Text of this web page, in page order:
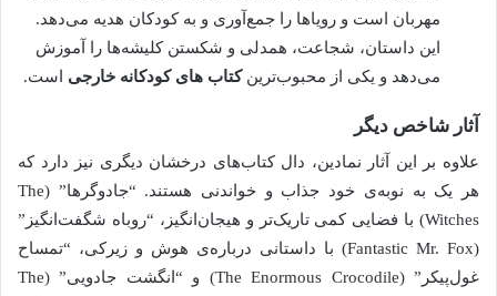
مهربان است و رویاها را جمع‌آوری و به کودکان هدیه می‌دهد.
این داستان، شجاعت، همدلی و شکستن کلیشه‌ها را آموزش
می‌دهد و یکی از محبوب‌ترینکتاب های کودکانه خارجی است.
آثار شاخص دیگر
علاوه بر این آثار نمادین، دال کتاب‌های درخشان دیگری نیز دارد که
هر یک به نوبه‌ی خود جذاب و خواندنی هستند. “جادوگرها” (The
Witches) با فضایی کمی تاریک‌تر و هیجان‌انگیز، “روباه شگفت‌انگیز”
(Fantastic Mr. Fox) با داستانی درباره‌ی هوش و زیرکی، “تمساح
غول‌پیکر” (The Enormous Crocodile) و “انگشت جادویی” (The